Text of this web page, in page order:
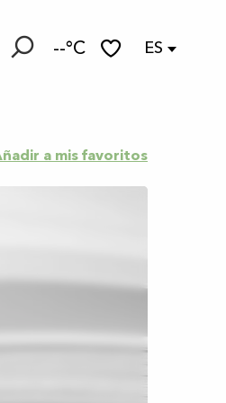
--°C ES
aux favoris
a mis favoritos